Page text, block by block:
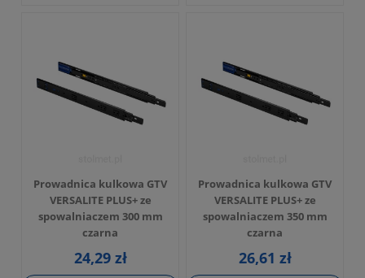
Prowadnica kulkowa GTV
VERSALITE PLUS+ ze
spowalniaczem 300 mm
czarna
24,29 zł
Prowadnica kulkowa GTV
VERSALITE PLUS+ ze
spowalniaczem 350 mm
czarna
26,61 zł